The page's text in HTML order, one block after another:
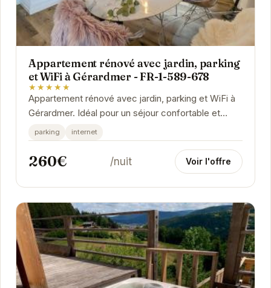
Appartement rénové avec jardin, parking
et WiFi à Gérardmer - FR-1-589-678
★★★★★
Appartement rénové avec jardin, parking et WiFi à
Gérardmer. Idéal pour un séjour confortable et
pratique.
parking internet
260€ /nuit Voir l'offre